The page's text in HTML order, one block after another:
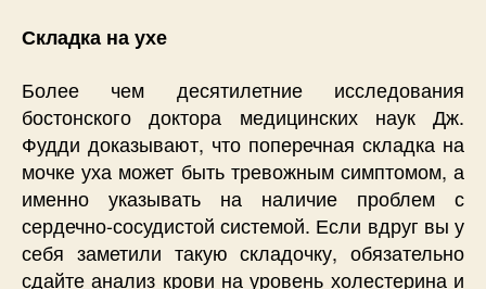
Складка на ухе
Более чем десятилетние исследования
бостонского доктора медицинских наук Дж.
Фудди доказывают, что поперечная складка на
мочке уха может быть тревожным симптомом, а
именно указывать на наличие проблем с
сердечно-сосудистой системой. Если вдруг вы у
себя заметили такую складочку, обязательно
сдайте анализ крови на уровень холестерина и